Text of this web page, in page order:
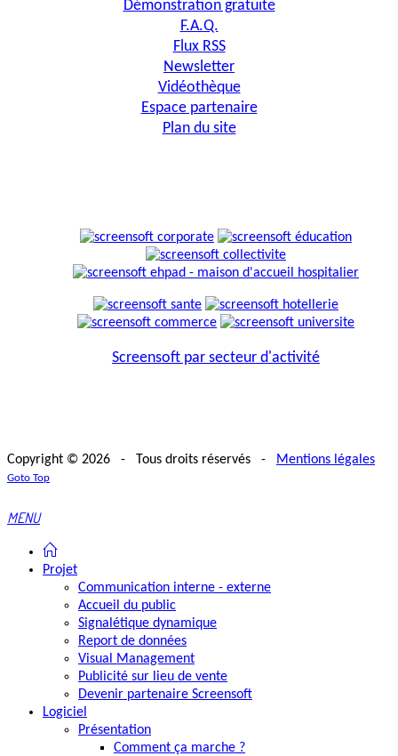
Démonstration gratuite
F.A.Q.
Flux RSS
Newsletter
Vidéothèque
Espace partenaire
Plan du site
Screensoft par secteur d'activité
Copyright © 2026 - Tous droits réservés - Mentions légales
Goto Top
MENU
Projet
Communication interne - externe
Accueil du public
Signalétique dynamique
Report de données
Visual Management
Publicité sur lieu de vente
Devenir partenaire Screensoft
Logiciel
Présentation
Comment ça marche ?